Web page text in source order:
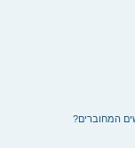
המחוברים?